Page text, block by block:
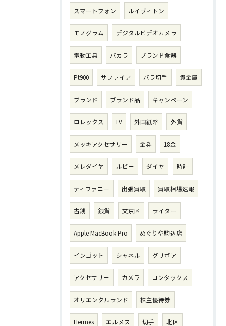
スマートフォン ルイヴィトン
モノグラム デジタルビデオカメラ
電動工具 バカラ ブランド食器
Pt900 サファイア バラ切手 貴金属
ブランド ブランド品 キャンペーン
ロレックス LV 外国紙幣 外貨
メッキアクセサリー 金券 18金
メレダイヤ ルビー ダイヤ 時計
ティファニー 出張買取 買取相場速報
古銭 銀貨 文京区 ライター
Apple MacBook Pro めぐりや駒込店
インゴット シャネル グリポア
アクセサリー カメラ コンタックス
オリエンタルランド 株主優待券
Hermes エルメス 切手 北区